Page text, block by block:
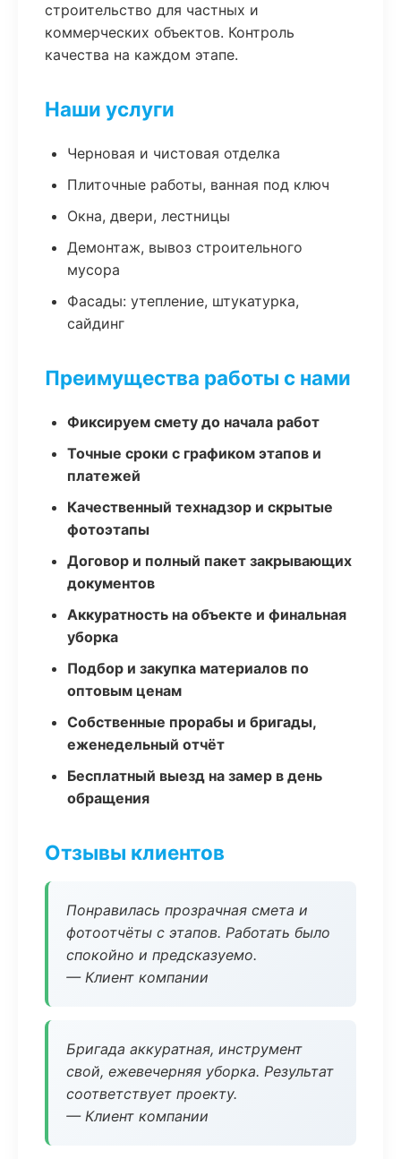
строительство для частных и
коммерческих объектов. Контроль
качества на каждом этапе.
Наши услуги
Черновая и чистовая отделка
Плиточные работы, ванная под ключ
Окна, двери, лестницы
Демонтаж, вывоз строительного
мусора
Фасады: утепление, штукатурка,
сайдинг
Преимущества работы с нами
Фиксируем смету до начала работ
Точные сроки с графиком этапов и
платежей
Качественный технадзор и скрытые
фотоэтапы
Договор и полный пакет закрывающих
документов
Аккуратность на объекте и финальная
уборка
Подбор и закупка материалов по
оптовым ценам
Собственные прорабы и бригады,
еженедельный отчёт
Бесплатный выезд на замер в день
обращения
Отзывы клиентов
Понравилась прозрачная смета и
фотоотчёты с этапов. Работать было
спокойно и предсказуемо.
— Клиент компании
Бригада аккуратная, инструмент
свой, ежевечерняя уборка. Результат
соответствует проекту.
— Клиент компании